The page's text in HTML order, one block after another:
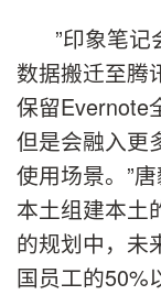
”印象笔
数据搬迁至腾
保留Evernote
但是会融入更
使用场景。”
本土组建本土
的规划中，未
国员工的50%